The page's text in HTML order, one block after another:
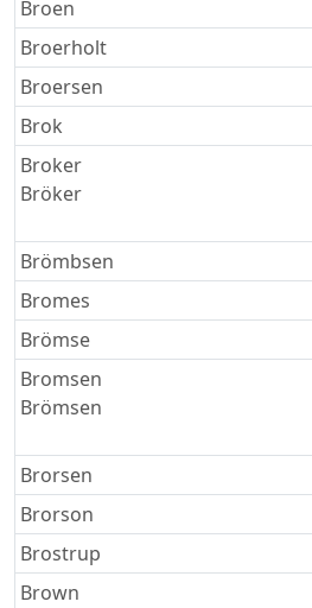
Broen
Broerholt
Broersen
Brok
Broker
Bröker
Brömbsen
Bromes
Brömse
Bromsen
Brömsen
Brorsen
Brorson
Brostrup
Brown